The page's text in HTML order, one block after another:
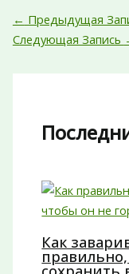
← Предыдущая
Следующая Запись
Как